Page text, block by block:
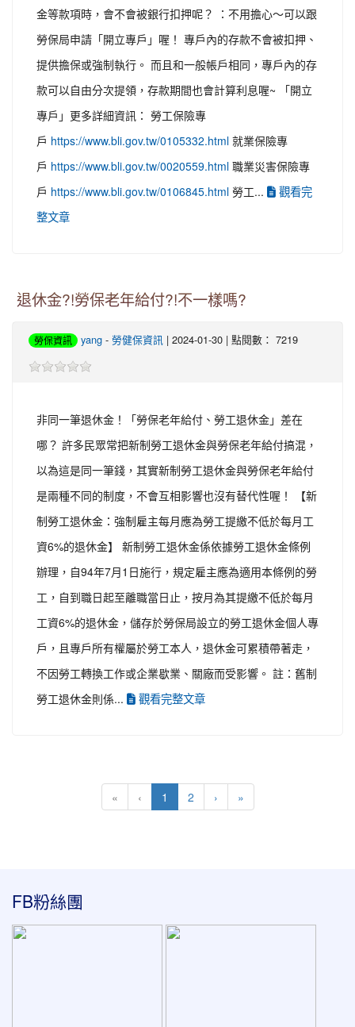
金等款項時，會不會被銀行扣押呢？ ：不用擔心～可以跟
勞保局申請「開立專戶」喔！ 專戶內的存款不會被扣押、
提供擔保或強制執行。 而且和一般帳戶相同，專戶內的存
款可以自由分次提領，存款期間也會計算利息喔~ 「開立
專戶」更多詳細資訊： 勞工保險專
戶 https://www.bli.gov.tw/0105332.html 就業保險專
戶 https://www.bli.gov.tw/0020559.html 職業災害保險專
戶 https://www.bli.gov.tw/0106845.html 勞工...
觀看完
整文章
退休金?!勞保老年給付?!不一樣嗎?
勞保資訊 yang - 勞健保資訊 | 2024-01-30 | 點閱數： 7219
非同一筆退休金！「勞保老年給付、勞工退休金」差在
哪？ 許多民眾常把新制勞工退休金與勞保老年給付搞混，
以為這是同一筆錢，其實新制勞工退休金與勞保老年給付
是兩種不同的制度，不會互相影響也沒有替代性喔！ 【新
制勞工退休金：強制雇主每月應為勞工提繳不低於每月工
資6%的退休金】 新制勞工退休金係依據勞工退休金條例
辦理，自94年7月1日施行，規定雇主應為適用本條例的勞
工，自到職日起至離職當日止，按月為其提繳不低於每月
工資6%的退休金，儲存於勞保局設立的勞工退休金個人專
戶，且專戶所有權屬於勞工本人，退休金可累積帶著走，
不因勞工轉換工作或企業歇業、關廠而受影響。 註：舊制
勞工退休金則係...
觀看完整文章
« ‹ 1 (current)
2 › »
FB粉絲團